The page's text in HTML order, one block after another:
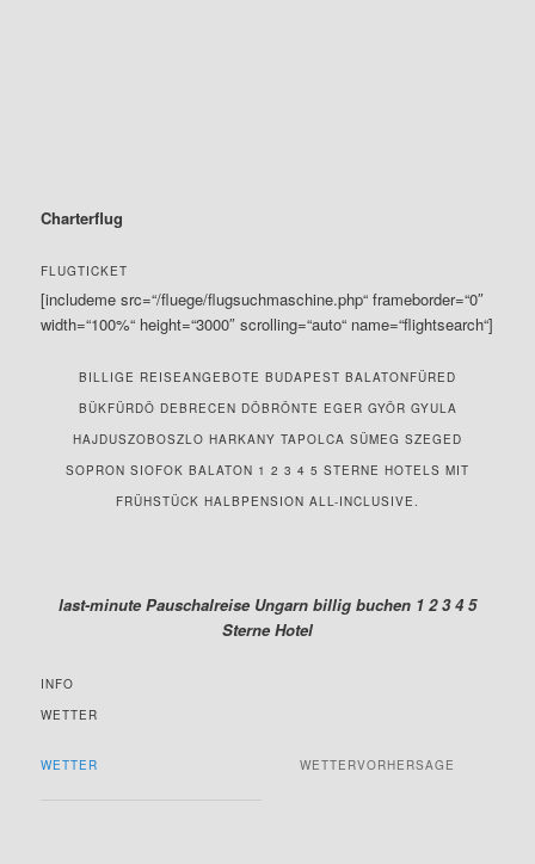
Charterflug
FLUGTICKET
[includeme src=“/fluege/flugsuchmaschine.php“ frameborder=“0″
width=“100%“ height=“3000″ scrolling=“auto“ name=“flightsearch“]
BILLIGE REISEANGEBOTE BUDAPEST BALATONFÜRED
BÜKFÜRDÖ DEBRECEN DÖBRÖNTE EGER GYÖR GYULA
HAJDUSZOBOSZLO HARKANY TAPOLCA SÜMEG SZEGED
SOPRON SIOFOK BALATON 1 2 3 4 5 STERNE HOTELS MIT
FRÜHSTÜCK HALBPENSION ALL-INCLUSIVE.
last-minute Pauschalreise Ungarn billig buchen 1 2 3 4 5
Sterne Hotel
INFO
WETTER
WETTER WETTERVORHERSAGE